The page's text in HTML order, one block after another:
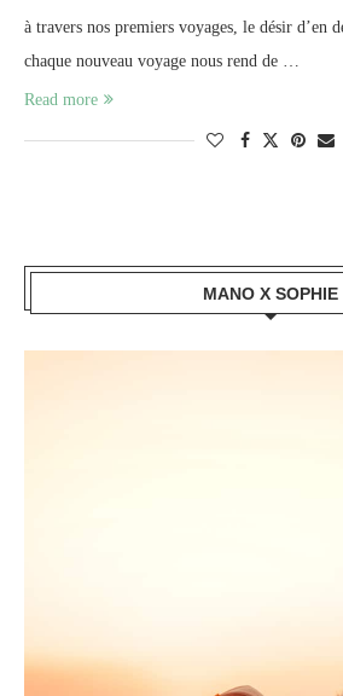
à travers nos premiers voyages, le désir d’en
chaque nouveau voyage nous rend de …
Read more
MANO X SOPHIE